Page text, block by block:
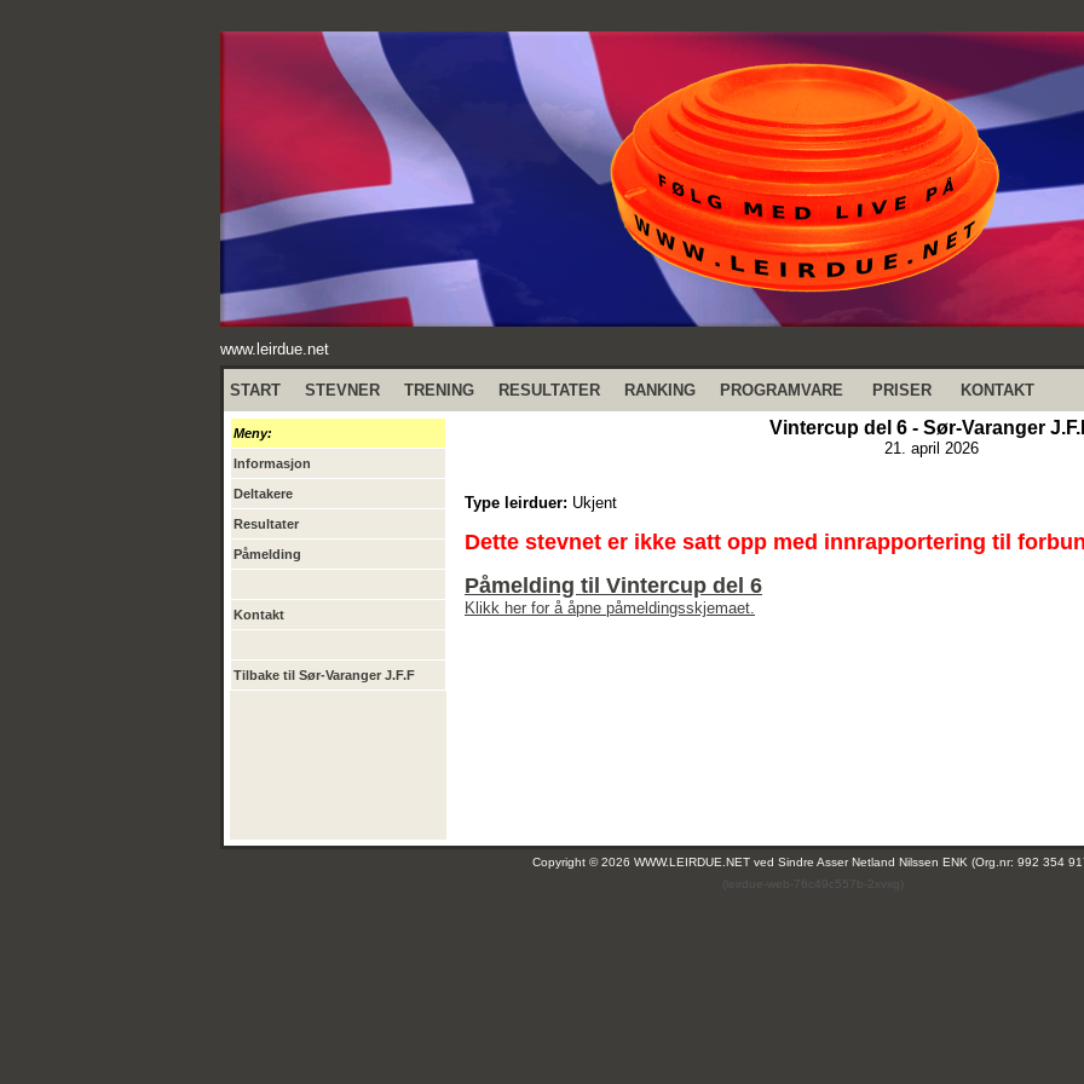
www.leirdue.net
START STEVNER TRENING RESULTATER RANKING PROGRAMVARE PRISER KONTAKT
Meny:
Informasjon
Deltakere
Resultater
Påmelding
Kontakt
Tilbake til Sør-Varanger J.F.F
Vintercup del 6 - Sør-Varanger
21. april 2026
Type leirduer: Ukjent
Dette stevnet er ikke satt opp med innrapportering til
Påmelding til Vintercup del 6
Klikk her for å åpne påmeldingsskjemaet.
Copyright © 2026 WWW.LEIRDUE.NET ved Sindre Asser Netland Nilssen ENK (Org.nr: 992 354
(leirdue-web-76c49c557b-2xvxg)